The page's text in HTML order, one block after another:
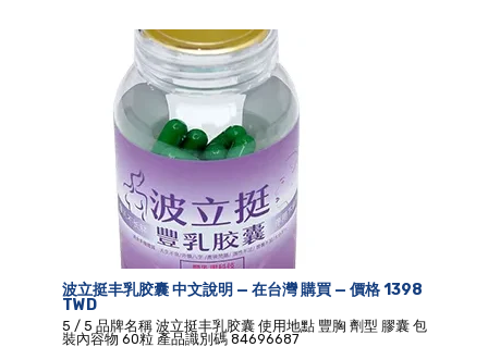
波立挺丰乳胶囊 中文說明 — 在台灣 購買 — 價格 1398
TWD
5 / 5 品牌名稱 波立挺丰乳胶囊 使用地點 豐胸 劑型 膠囊 包
裝內容物 60粒 產品識別碼 84696687